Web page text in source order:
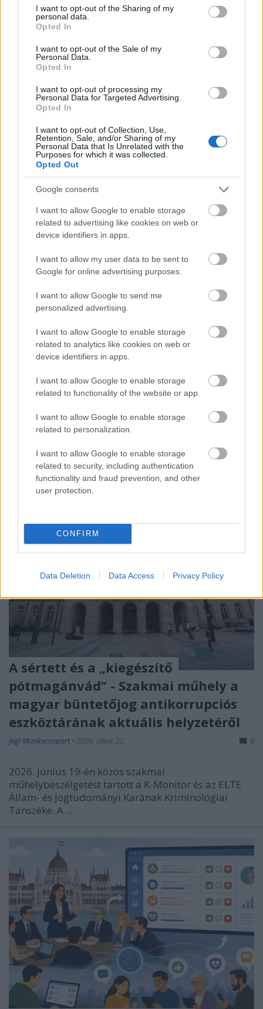
not limited to your visit or usage behaviour. You may click to
grant or deny consent to Google and its third-party tags to
use your data for below specified purposes in below Google
consent section.
I want to opt-out of the Sharing of my
personal data.
Opted In
I want to opt-out of the Sale of my
Personal Data.
Opted In
I want to opt-out of processing my
Personal Data for Targeted Advertising.
Opted In
I want to opt-out of Collection, Use,
Retention, Sale, and/or Sharing of my
Personal Data that Is Unrelated with the
Purposes for which it was collected.
Opted Out
Google consents
I want to allow Google to enable storage
related to advertising like cookies on web or
device identifiers in apps.
I want to allow my user data to be sent to
Google for online advertising purposes.
I want to allow Google to send me
personalized advertising.
I want to allow Google to enable storage
related to analytics like cookies on web or
device identifiers in apps.
I want to allow Google to enable storage
related to functionality of the website or app.
I want to allow Google to enable storage
related to personalization.
I want to allow Google to enable storage
related to security, including authentication
functionality and fraud prevention, and other
user protection.
CONFIRM
Data Deletion Data Access Privacy Policy
Az új Országgyűlés újra izgalmassá
tette a parlamenti vitákat – ezt
mutatja meg a Parlamonitor
2026. július 30.
Intenzív parlamenti munka követte az áprilisi
választásokat. Az Országgyűlés az alakuló ülése óta
Tízmilliárdos Nemzeti Konzultáció,
valótlan állítások - A K-Monitor
indítványára elrendelték a
nyomozást
A K-Monitor indítványának köszönhetően nyomozni
kell a Balásy Gyula cégeinek kiszervezett 2025.
októberi “Nemzeti Konzultáció” ügyében, amit ...
A sértett és a „kiegészítő
pótmagánvád” - Szakmai műhely a
magyar büntetőjog antikorrupciós
eszköztárának aktuális helyzetéről
Jogi Munkacsoport • 2026. július 22. 0
2026. június 19-én közös szakmai
műhelybeszélgetést tartott a K-Monitor és az ELTE
Állam- és Jogtudományi Karának Kriminológiai
Tanszéke. A ...